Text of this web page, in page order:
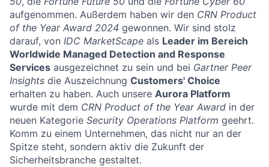
aufgenommen. Außerdem haben wir den CRN Product
of the Year Award 2024 gewonnen. Wir sind stolz
darauf, von IDC MarketScape als Leader im Bereich
Worldwide Managed Detection and Response
Services ausgezeichnet zu sein und bei Gartner Peer
Insights die Auszeichnung Customers' Choice
erhalten zu haben. Auch unsere Aurora Platform
wurde mit dem CRN Product of the Year Award in der
neuen Kategorie Security Operations Platform geehrt.
Komm zu einem Unternehmen, das nicht nur an der
Spitze steht, sondern aktiv die Zukunft der
Sicherheitsbranche gestaltet.